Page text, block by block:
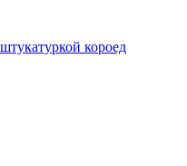
короед